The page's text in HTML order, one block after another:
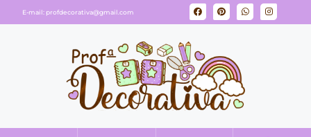
E-mail: profdecorativa@gmail.com